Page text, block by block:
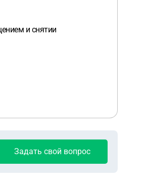
и снятии
Задать свой вопрос